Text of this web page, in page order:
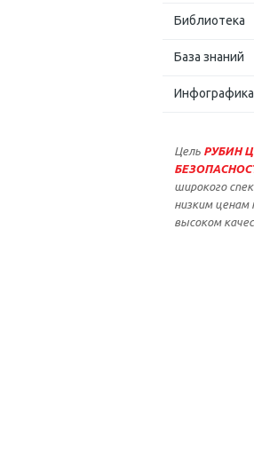
Библиотека
База знаний
Инфографика
Цель РУБИН
широкого
низким ценам
высоком